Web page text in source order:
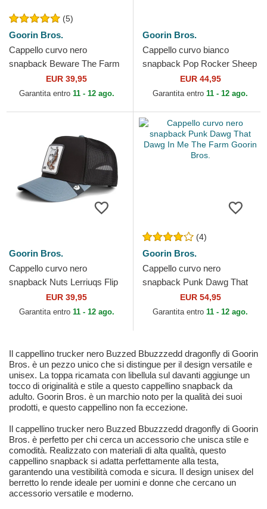
(5)
Goorin Bros.
Cappello curvo nero
snapback Beware The Farm
Goorin Bros.EUR 39,95
Garantita entro 11 - 12 ago.
Goorin Bros.
Cappello curvo bianco
snapback Pop Rocker Sheep
The Farm Goorin Bros.
EUR 44,95
Garantita entro 11 - 12 ago.
Goorin Bros.
Cappello curvo nero
snapback Nuts Lerriuqs Flip
Side 2 The Farm Goorin
Bros.
EUR 39,95
Garantita entro 11 - 12 ago.
(4)
Goorin Bros.
Cappello curvo nero
snapback Punk Dawg That
Dawg In Me The Farm
Goorin Bros.
EUR 54,95
Garantita entro 11 - 12 ago.
Il cappellino trucker nero Buzzed Bbuzzzedd dragonfly di Goorin
Bros. è un pezzo unico che si distingue per il design versatile e
unisex. La toppa ricamata con libellula sul davanti aggiunge un
tocco di originalità e stile a questo cappellino snapback da
adulto. Goorin Bros. è un marchio noto per la qualità dei suoi
prodotti, e questo cappellino non fa eccezione.
Il cappellino trucker nero Buzzed Bbuzzzedd dragonfly di Goorin
Bros. è perfetto per chi cerca un accessorio che unisca stile e
comodità. Realizzato con materiali di alta qualità, questo
cappellino snapback si adatta perfettamente alla testa,
garantendo una vestibilità comoda e sicura. Il design unisex del
berretto lo rende ideale per uomini e donne che cercano un
accessorio versatile e moderno.